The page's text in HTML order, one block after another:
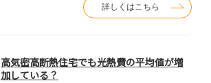
詳しくはこちら
高気密高断熱住宅でも光熱費の平均値が増
加している？